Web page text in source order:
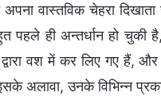
वास्तविक चेहरा
पहले ही अन्तर्धान हो
वश में कर लिए गए हैं,
अलावा, उनके विभिन्न